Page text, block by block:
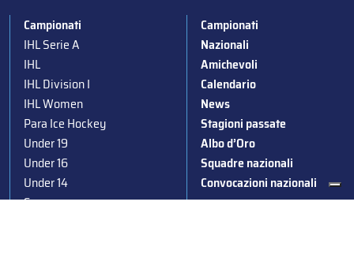
Campionati
IHL Serie A
IHL
IHL Division I
IHL Women
Para Ice Hockey
Under 19
Under 16
Under 14
Supercoppa
Campionati
Nazionali
Amichevoli
Calendario
News
Stagioni passate
Albo d’Oro
Squadre nazionali
Convocazioni nazionali